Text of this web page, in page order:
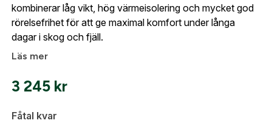
kombinerar låg vikt, hög värmeisolering och mycket god
rörelsefrihet för att ge maximal komfort under långa
dagar i skog och fjäll.
Läs mer
3 245 kr
Fåtal kvar
Logga in
Logga in för att handla med dina avtalspriser, smidig
Fyll i dina företags- eller föreningsuppgifter i
formuläret så återkommer vi till dig när kontot är
skapat. I vår FAQ hittar du svar på de vanligaste
frågorna gällande Mitt konto.
Företag- eller Föreningsnamn: